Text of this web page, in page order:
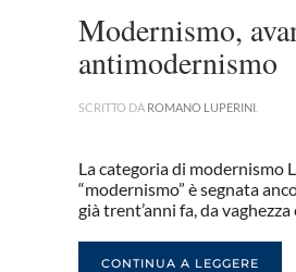
Modernismo,
antimodernismo
SCRITTO DA ROMANO LUPERINI
La categoria di modernismo
“modernismo” è segnata
già trent’anni fa, da vaghezza
CONTINUA A LEGGERE